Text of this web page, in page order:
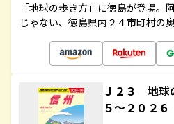
「地球の歩き方」に徳島が登場。
じゃない、徳島県内２４市町村の
Ｊ２３ 地
５～２０２６